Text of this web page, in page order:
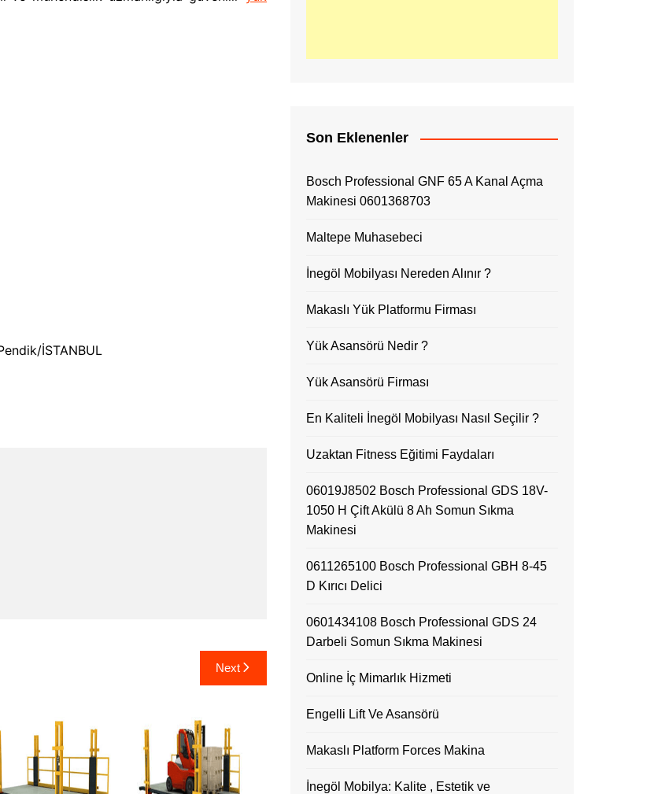
İSTANBUL
Next
Son Eklenenler
Bosch Professional GNF 65 A Kanal Açma
Makinesi 0601368703
Maltepe Muhasebeci
İnegöl Mobilyası Nereden Alınır ?
Makaslı Yük Platformu Firması
Yük Asansörü Nedir ?
Yük Asansörü Firması
En Kaliteli İnegöl Mobilyası Nasıl Seçilir ?
Uzaktan Fitness Eğitimi Faydaları
06019J8502 Bosch Professional GDS 18V-
1050 H Çift Akülü 8 Ah Somun Sıkma
Makinesi
0611265100 Bosch Professional GBH 8-45
D Kırıcı Delici
0601434108 Bosch Professional GDS 24
Darbeli Somun Sıkma Makinesi
Online İç Mimarlık Hizmeti
Engelli Lift Ve Asansörü
Makaslı Platform Forces Makina
İnegöl Mobilya: Kalite , Estetik ve